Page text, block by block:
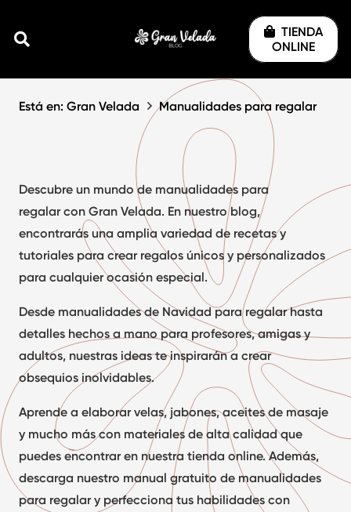
TIENDA
ONLINE
Está en: Gran Velada Manualidades para regalar
Descubre un mundo de manualidades para
regalarcon Gran Velada. En nuestro blog,
encontrarás una amplia variedad de recetas y
tutoriales para crear regalos únicos y personalizados
para cualquier ocasión especial.
Desde manualidades de Navidad para regalar hasta
detalles hechos a mano para profesores, amigas y
adultos, nuestras ideas te inspirarán a crear
obsequios inolvidables.
Aprende a elaborar velas, jabones, aceites de masaje
y mucho más con materiales de alta calidad que
puedes encontrar en nuestra tienda online. Además,
descarga nuestro manual gratuito de manualidades
para regalar y perfecciona tus habilidades con